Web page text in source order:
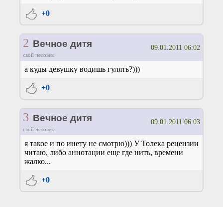
+0
2 Вечное дитя
свой человек
09.01.2011 06:02
а куды девушку водишь гулять?)))
+0
3 Вечное дитя
свой человек
09.01.2011 06:03
я такое и по инету не смотрю))) У Толека рецензии
читаю, либо аннотации еще где нить, времени
жалко...
+0